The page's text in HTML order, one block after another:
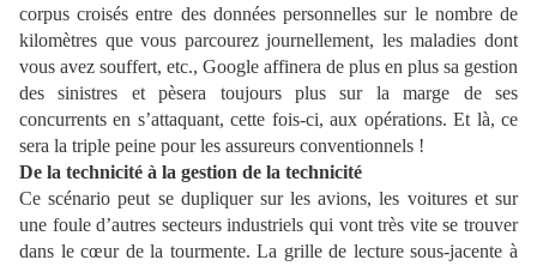
corpus croisés entre des données personnelles sur le nombre de
kilomètres que vous parcourez journellement, les maladies dont
vous avez souffert, etc., Google affinera de plus en plus sa gestion
des sinistres et pèsera toujours plus sur la marge de ses
concurrents en s’attaquant, cette fois-ci, aux opérations. Et là, ce
sera la triple peine pour les assureurs conventionnels !
De la technicité à la gestion de la technicité
Ce scénario peut se dupliquer sur les avions, les voitures et sur
une foule d’autres secteurs industriels qui vont très vite se trouver
dans le cœur de la tourmente. La grille de lecture sous-jacente à